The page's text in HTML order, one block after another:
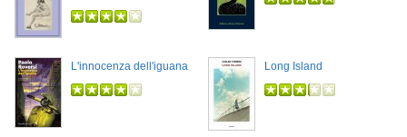
L'innocenza dell'iguana Long Island